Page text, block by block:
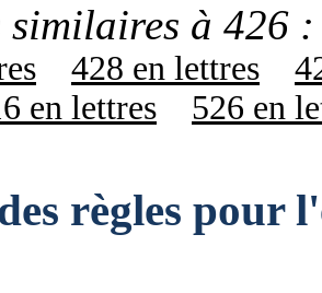
similaires à 426 :
428 en lettres
en lettres 526 en
règles pour